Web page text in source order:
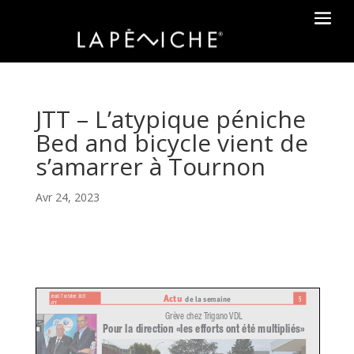
JTT – L’atypique péniche
Bed and bicycle vient de
s’amarrer à Tournon
Avr 24, 2023
Jeudi 7octobre 2021 Actu de la semaine 5
JTT
Grève chez Trigano VDL
Pour la direction «les efforts ont été
multipliés»